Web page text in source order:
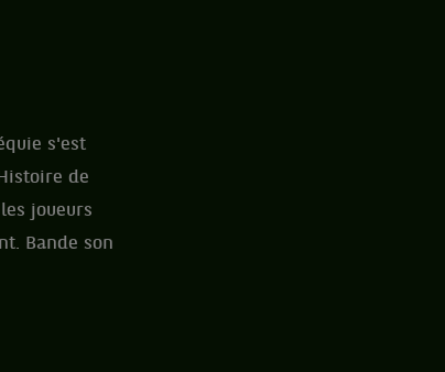
s'est
de
joueurs
Bande son